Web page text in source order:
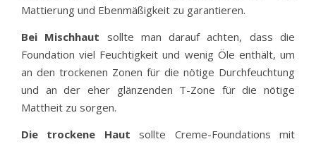
Mattierung und Ebenmäßigkeit zu garantieren.
Bei Mischhaut sollte man darauf achten, dass die
Foundation viel Feuchtigkeit und wenig Öle enthält, um
an den trockenen Zonen für die nötige Durchfeuchtung
und an der eher glänzenden T-Zone für die nötige
Mattheit zu sorgen.
Die trockene Haut sollte Creme-Foundations mit